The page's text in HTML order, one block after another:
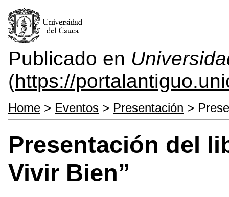
Publicado en
(https://
Home > Eventos > Presentación >
Presentación del
Vivir Bien”